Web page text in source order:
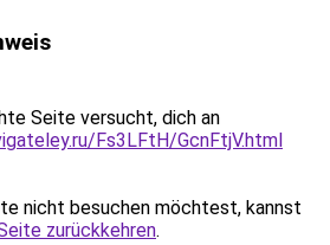
Seite versucht, dich an
Fs3LFtH/GcnFtjV.html
nicht besuchen möchtest, kannst
zurückkehren.